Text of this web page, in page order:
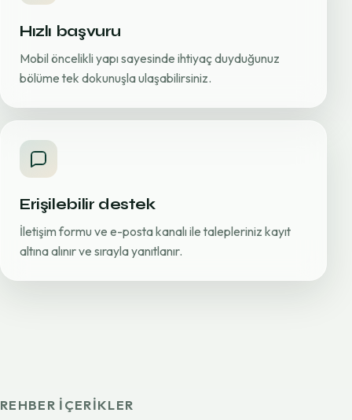
Hızlı başvuru
Mobil öncelikli yapı sayesinde ihtiyaç duyduğunuz
bölüme tek dokunuşla ulaşabilirsiniz.
Erişilebilir destek
İletişim formu ve e-posta kanalı ile talepleriniz kayıt
altına alınır ve sırayla yanıtlanır.
REHBER IÇERIKLER